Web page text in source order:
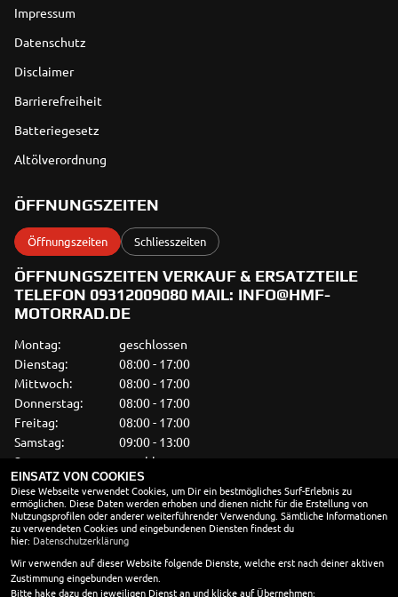
Impressum
Datenschutz
Disclaimer
Barrierefreiheit
Batteriegesetz
Altölverordnung
ÖFFNUNGSZEITEN
Öffnungszeiten Schliesszeiten
ÖFFNUNGSZEITEN VERKAUF & ERSATZTEILE
TELEFON 09312009080 MAIL: INFO@HMF-
MOTORRAD.DE
Montag:
geschlossen
Dienstag:
08:00 - 17:00
Mittwoch:
08:00 - 17:00
Donnerstag:
08:00 - 17:00
Freitag:
08:00 - 17:00
Samstag:
09:00 - 13:00
Sonntag:
geschlossen
WERKSTATT
Montag:
Besuch nach
Terminvereinbarung
Dienstag:
08:00 - 17:00
Mittwoch:
08:00 - 17:00
EINSATZ VON COOKIES
Diese Webseite verwendet Cookies, um Dir ein bestmögliches Surf-Erlebnis zu
ermöglichen. Diese Daten werden erhoben und dienen nicht für die Erstellung von
Nutzungsprofilen oder anderer weiterführender Verwendung. Sämtliche Informationen
zu verwendeten Cookies und eingebundenen Diensten findest du
hier: Datenschutzerklärung
Wir verwenden auf dieser Website folgende Dienste, welche erst nach deiner aktiven
Zustimmung eingebunden werden.
Bitte hake dazu den jeweiligen Dienst an und klicke auf Übernehmen: